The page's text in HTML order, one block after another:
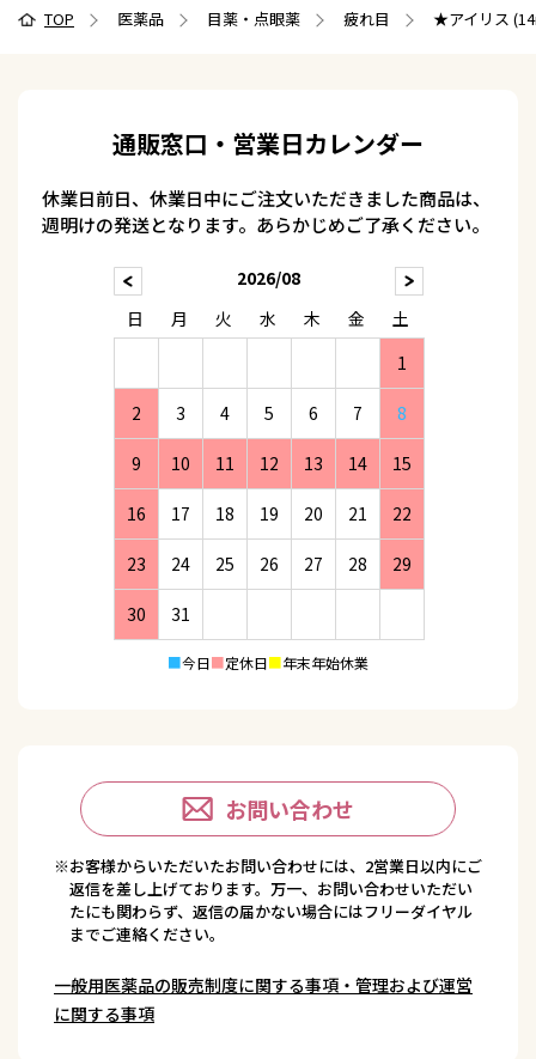
TOP 医薬品 目薬・点眼薬 疲れ目 ★アイリス
通販窓口・営業日カレンダー
休業日前日、休業日中にご注文いただきました商品は、
週明けの発送となります。あらかじめご了承ください。
2026/08
日
月 火 水 木 金
土
1
2 3 4 5 6 7 8
9 10 11 12 13 14 15
16 17 18 19 20 21 22
23 24 25 26 27 28 29
30 31
■今日■定休日■年末年始休業
お問い合わせ
※お客様からいただいたお問い合わせには、2営業日以内にご
返信を差し上げております。万一、お問い合わせいただい
たにも関わらず、返信の届かない場合にはフリーダイヤル
までご連絡ください。
一般用医薬品の販売制度に関する事項・管理および運営
に関する事項